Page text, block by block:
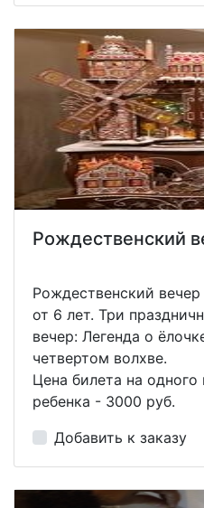
Рождественский
Рождественский
от 6 лет. Три
вечер: Легенда о
четвертом волхве.
Цена билета на одного
ребенка - 3000 руб.
Добавить к заказу